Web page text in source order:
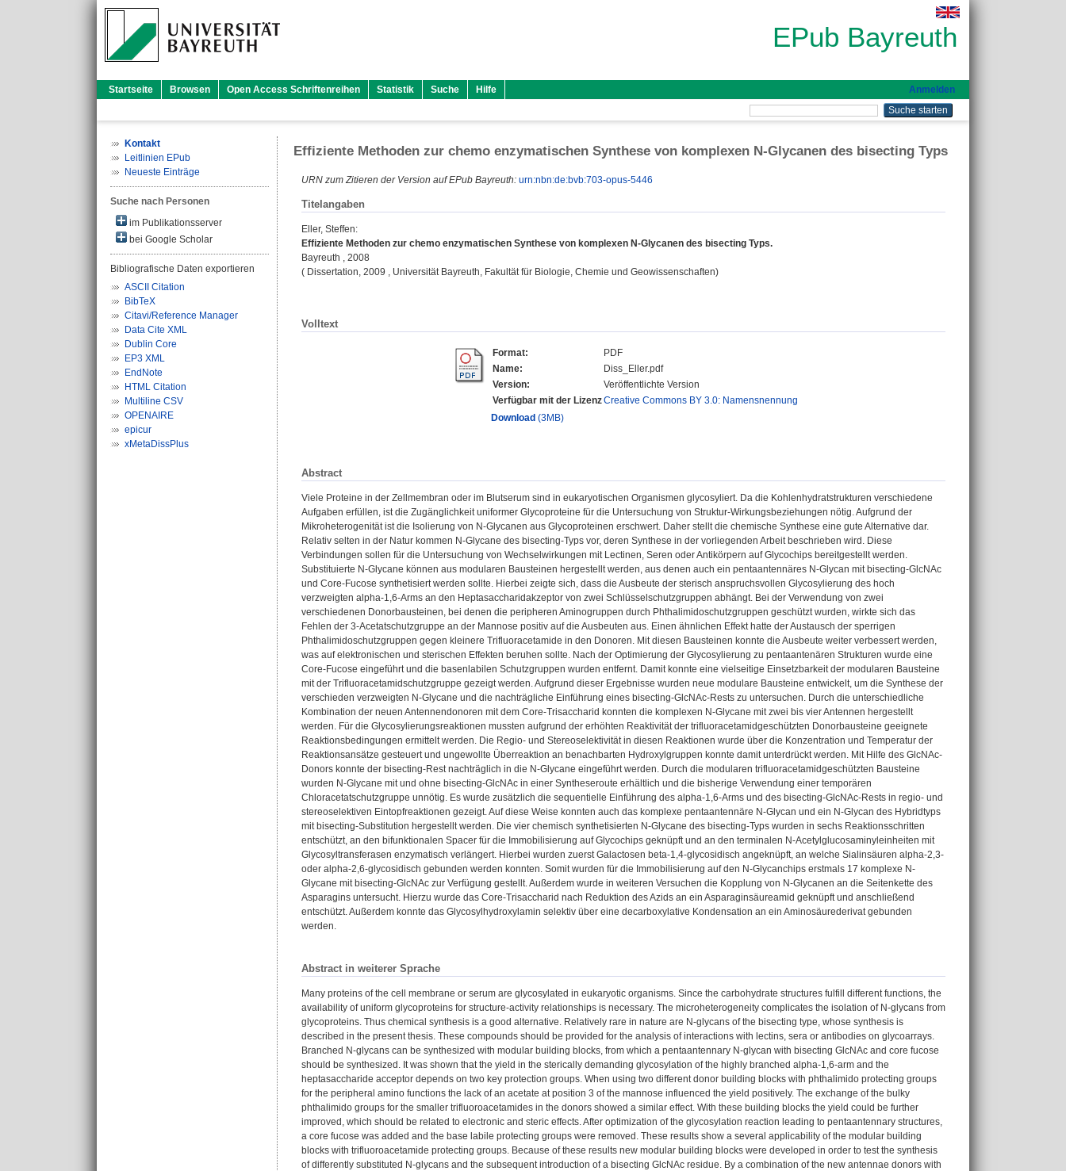
EPub Bayreuth
Startseite Browsen Open Access Schriftenreihen Statistik Suche Hilfe Anmelden
Kontakt
Leitlinien EPub
Neueste Einträge
Suche nach Personen
im Publikationsserver
bei Google Scholar
Bibliografische Daten exportieren
ASCII Citation
BibTeX
Citavi/Reference Manager
Data Cite XML
Dublin Core
EP3 XML
EndNote
HTML Citation
Multiline CSV
OPENAIRE
epicur
xMetaDissPlus
Effiziente Methoden zur chemo enzymatischen Synthese von komplexen N-Glycanen des bisecting Typs
URN zum Zitieren der Version auf EPub Bayreuth: urn:nbn:de:bvb:703-opus-5446
Titelangaben
Eller, Steffen:
Effiziente Methoden zur chemo enzymatischen Synthese von komplexen N-Glycanen des bisecting Typs.
Bayreuth , 2008
( Dissertation, 2009 , Universität Bayreuth, Fakultät für Biologie, Chemie und Geowissenschaften)
Volltext
Format:
PDF
Name:
Diss_Eller.pdf
Version:
Veröffentlichte Version
Verfügbar mit der LizenzCreative Commons BY 3.0: Namensnennung
Download (3MB)
Abstract
Viele Proteine in der Zellmembran oder im Blutserum sind in eukaryotischen Organismen glycosyliert. Da die Kohlenhydratstrukturen verschiedene
Aufgaben erfüllen, ist die Zugänglichkeit uniformer Glycoproteine für die Untersuchung von Struktur-Wirkungsbeziehungen nötig. Aufgrund der
Mikroheterogenität ist die Isolierung von N-Glycanen aus Glycoproteinen erschwert. Daher stellt die chemische Synthese eine gute Alternative dar.
Relativ selten in der Natur kommen N-Glycane des bisecting-Typs vor, deren Synthese in der vorliegenden Arbeit beschrieben wird. Diese
Verbindungen sollen für die Untersuchung von Wechselwirkungen mit Lectinen, Seren oder Antikörpern auf Glycochips bereitgestellt werden.
Substituierte N-Glycane können aus modularen Bausteinen hergestellt werden, aus denen auch ein pentaantennäres N-Glycan mit bisecting-GlcNAc
und Core-Fucose synthetisiert werden sollte. Hierbei zeigte sich, dass die Ausbeute der sterisch anspruchsvollen Glycosylierung des hoch
verzweigten alpha-1,6-Arms an den Heptasaccharidakzeptor von zwei Schlüsselschutzgruppen abhängt. Bei der Verwendung von zwei
verschiedenen Donorbausteinen, bei denen die peripheren Aminogruppen durch Phthalimidoschutzgruppen geschützt wurden, wirkte sich das
Fehlen der 3-Acetatschutzgruppe an der Mannose positiv auf die Ausbeuten aus. Einen ähnlichen Effekt hatte der Austausch der sperrigen
Phthalimidoschutzgruppen gegen kleinere Trifluoracetamide in den Donoren. Mit diesen Bausteinen konnte die Ausbeute weiter verbessert werden,
was auf elektronischen und sterischen Effekten beruhen sollte. Nach der Optimierung der Glycosylierung zu pentaantenären Strukturen wurde eine
Core-Fucose eingeführt und die basenlabilen Schutzgruppen wurden entfernt. Damit konnte eine vielseitige Einsetzbarkeit der modularen Bausteine
mit der Trifluoracetamidschutzgruppe gezeigt werden. Aufgrund dieser Ergebnisse wurden neue modulare Bausteine entwickelt, um die Synthese der
verschieden verzweigten N-Glycane und die nachträgliche Einführung eines bisecting-GlcNAc-Rests zu untersuchen. Durch die unterschiedliche
Kombination der neuen Antennendonoren mit dem Core-Trisaccharid konnten die komplexen N-Glycane mit zwei bis vier Antennen hergestellt
werden. Für die Glycosylierungsreaktionen mussten aufgrund der erhöhten Reaktivität der trifluoracetamidgeschützten Donorbausteine geeignete
Reaktionsbedingungen ermittelt werden. Die Regio- und Stereoselektivität in diesen Reaktionen wurde über die Konzentration und Temperatur der
Reaktionsansätze gesteuert und ungewollte Überreaktion an benachbarten Hydroxylgruppen konnte damit unterdrückt werden. Mit Hilfe des GlcNAc-
Donors konnte der bisecting-Rest nachträglich in die N-Glycane eingeführt werden. Durch die modularen trifluoracetamidgeschützten Bausteine
wurden N-Glycane mit und ohne bisecting-GlcNAc in einer Syntheseroute erhältlich und die bisherige Verwendung einer temporären
Chloracetatschutzgruppe unnötig. Es wurde zusätzlich die sequentielle Einführung des alpha-1,6-Arms und des bisecting-GlcNAc-Rests in regio- und
stereoselektiven Eintopfreaktionen gezeigt. Auf diese Weise konnten auch das komplexe pentaantennäre N-Glycan und ein N-Glycan des Hybridtyps
mit bisecting-Substitution hergestellt werden. Die vier chemisch synthetisierten N-Glycane des bisecting-Typs wurden in sechs Reaktionsschritten
entschützt, an den bifunktionalen Spacer für die Immobilisierung auf Glycochips geknüpft und an den terminalen N-Acetylglucosaminyleinheiten mit
Glycosyltransferasen enzymatisch verlängert. Hierbei wurden zuerst Galactosen beta-1,4-glycosidisch angeknüpft, an welche Sialinsäuren alpha-2,3-
oder alpha-2,6-glycosidisch gebunden werden konnten. Somit wurden für die Immobilisierung auf den N-Glycanchips erstmals 17 komplexe N-
Glycane mit bisecting-GlcNAc zur Verfügung gestellt. Außerdem wurde in weiteren Versuchen die Kopplung von N-Glycanen an die Seitenkette des
Asparagins untersucht. Hierzu wurde das Core-Trisaccharid nach Reduktion des Azids an ein Asparaginsäureamid geknüpft und anschließend
entschützt. Außerdem konnte das Glycosylhydroxylamin selektiv über eine decarboxylative Kondensation an ein Aminosäurederivat gebunden
werden.
Abstract in weiterer Sprache
Many proteins of the cell membrane or serum are glycosylated in eukaryotic organisms. Since the carbohydrate structures fulfill different functions, the
availability of uniform glycoproteins for structure-activity relationships is necessary. The microheterogeneity complicates the isolation of N-glycans from
glycoproteins. Thus chemical synthesis is a good alternative. Relatively rare in nature are N-glycans of the bisecting type, whose synthesis is
described in the present thesis. These compounds should be provided for the analysis of interactions with lectins, sera or antibodies on glycoarrays.
Branched N-glycans can be synthesized with modular building blocks, from which a pentaantennary N-glycan with bisecting GlcNAc and core fucose
should be synthesized. It was shown that the yield in the sterically demanding glycosylation of the highly branched alpha-1,6-arm and the
heptasaccharide acceptor depends on two key protection groups. When using two different donor building blocks with phthalimido protecting groups
for the peripheral amino functions the lack of an acetate at position 3 of the mannose influenced the yield positively. The exchange of the bulky
phthalimido groups for the smaller trifluoroacetamides in the donors showed a similar effect. With these building blocks the yield could be further
improved, which should be related to electronic and steric effects. After optimization of the glycosylation reaction leading to pentaantennary structures,
a core fucose was added and the base labile protecting groups were removed. These results show a several applicability of the modular building
blocks with trifluoroacetamide protecting groups. Because of these results new modular building blocks were developed in order to test the synthesis
of differently substituted N-glycans and the subsequent introduction of a bisecting GlcNAc residue. By a combination of the new antennae donors with